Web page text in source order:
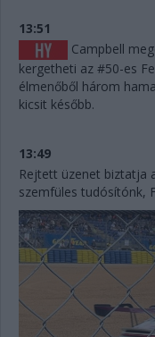
13:51
Campbell
kergetheti az #50-es
élmenőből három
kicsit később.
13:49
Rejtett üzenet biztatja
szemfüles tudósítónk,